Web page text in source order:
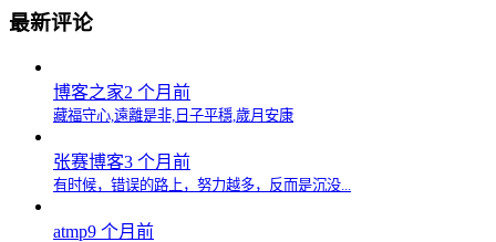
最新评论
博客之家2 个月前
藏福守心,遠離是非,日子平穩,歲月安康
张赛博客3 个月前
有时候，错误的路上，努力越多，反而是沉没...
atmp9 个月前